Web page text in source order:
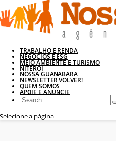
TRABALHO E RENDA
NEGÓCIOS E ESG
MEIO AMBIENTE E TURISMO
NITERÓI
NOSSA GUANABARA
NEWSLETTER VOLVER!
QUEM SOMOS
APOIE E ANUNCIE
Selecione a página